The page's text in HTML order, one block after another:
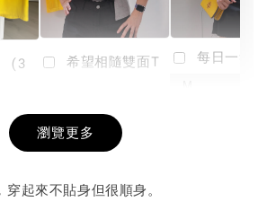
(3
+
希望相隨雙面T
NT$ 190
-
每日一笑
瀏覽更多
起來不貼身但很順身。